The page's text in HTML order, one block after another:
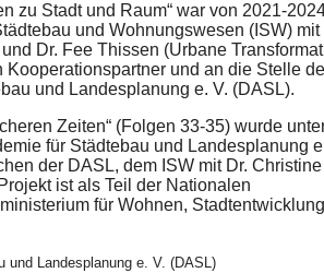
zu Stadt und Raum“ war von 2021-
und Wohnungswesen (ISW) mit
Dr. Fee Thissen (Urbane
und an die Stelle
und Landesplanung e. V. (DASL).
Zeiten“ (Folgen 33-35) wurde
für Städtebau und Landesplanung
der DASL, dem ISW mit Dr.
ist als Teil der Nationalen
für Wohnen,
und Landesplanung e. V. (DASL)